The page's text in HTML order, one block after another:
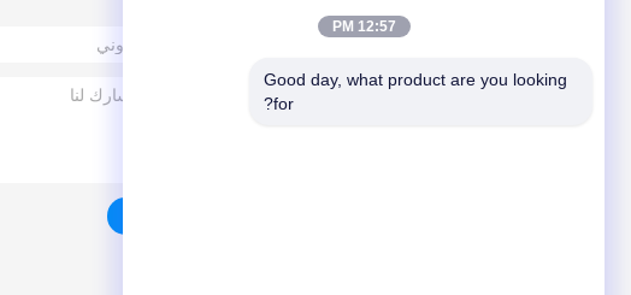
12:57 PM
Good day, what product are you looking
for?